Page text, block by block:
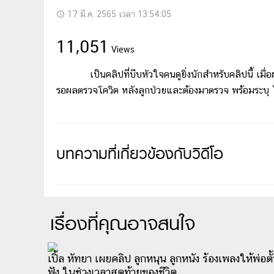
access_time 17 มี.ค. 2565 เวลา 13:54:05
11,051 Views
เป็นคลิปที่บีบหัวใจคนดูยิ่งนักสำหรับคลิปนี้ เมื่
รอผลตรวจโควิด หลังลูกป่วยและต้องมาตรวจ พร้อมระบุ
บทความที่เกี่ยวข้องกับวิดีโอ
เรื่องที่คุณอาจสนใจ
เปิ้ล หัทยา เผยคลิป ลูกหนุน ลูกหนัง ร้องเพลงให้พ่อตั้